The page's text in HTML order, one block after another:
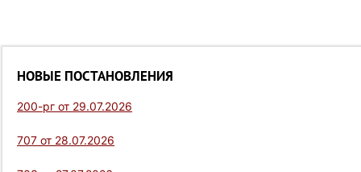
НОВЫЕ ПОСТАНОВЛЕНИЯ
200-рг от 29.07.2026
707 от 28.07.2026